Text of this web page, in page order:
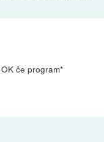
če program*